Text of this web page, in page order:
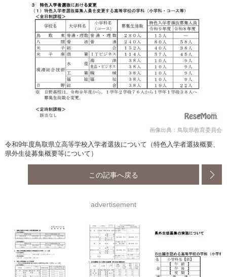
画像出典：鳥取県教育委員会
令和9年度鳥取県立高等学校入学者選抜について（特色入学者選抜概要、
県外生徒募集概要等について）
この記事へ戻る
advertisement